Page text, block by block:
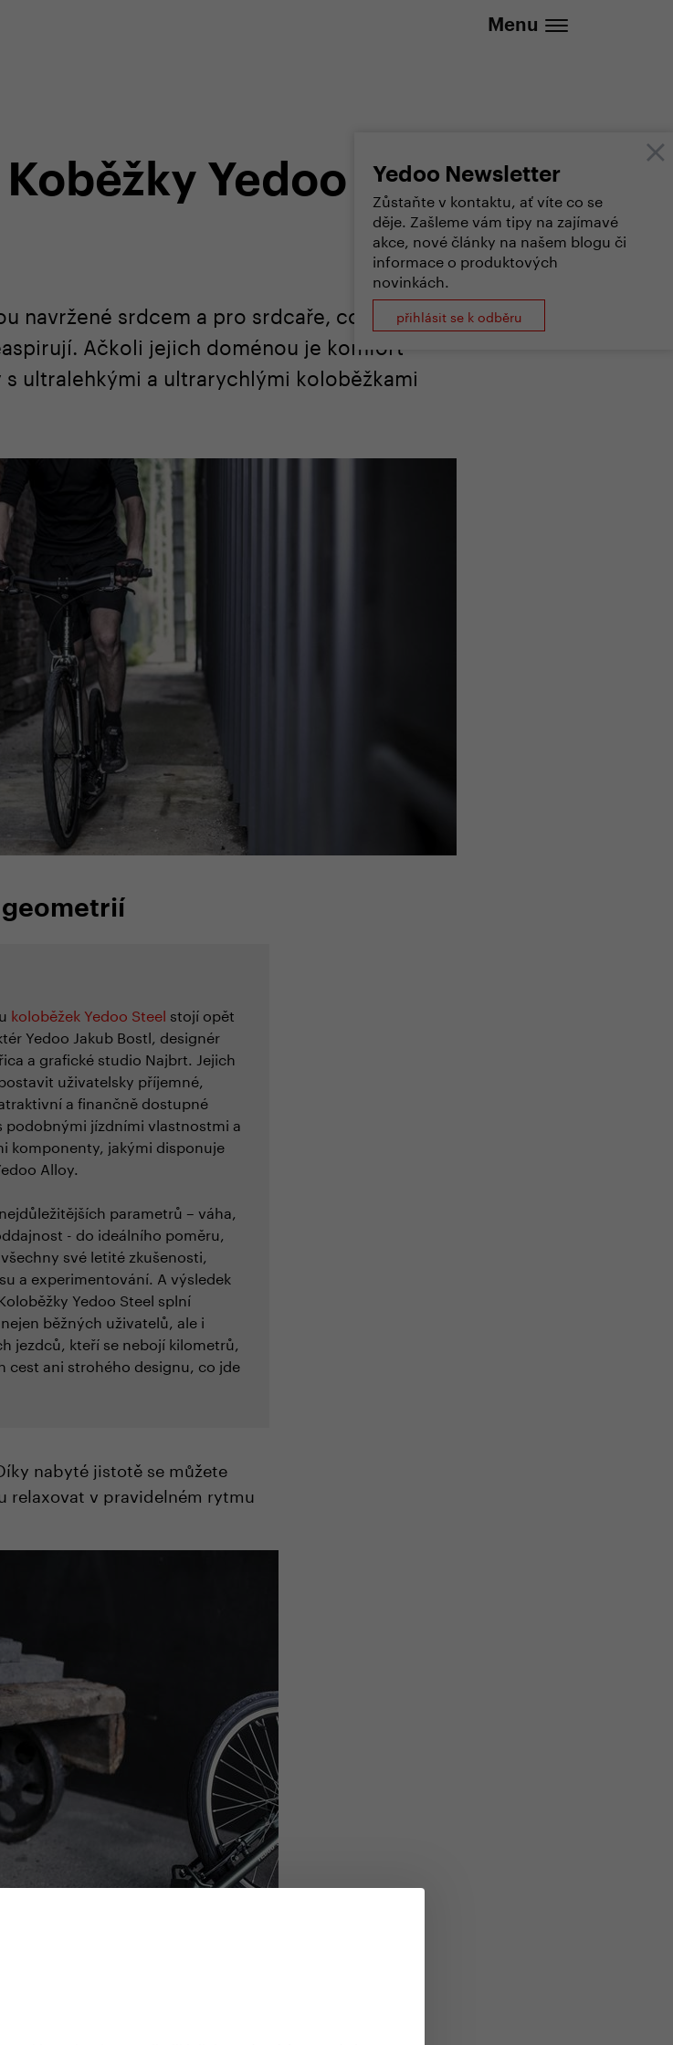
Menu
Yedoo Newsletter
Zůstaňte v kontaktu, ať víte co se
děje. Zašleme vám tipy na zajímavé
akce, nové články na našem blogu či
informace o produktových
novinkách.
přihlásit se k odběru
Yedoo
navržené srdcem a pro srdcaře, co hodně
Ačkoli jejich doménou je komfort
ultralehkými a ultrarychlými koloběžkami
geometrií
koloběžek Yedoo Steel stojí opět
Yedoo Jakub Bostl, designér
a grafické studio Najbrt. Jejich
uživatelsky příjemné,
a finančně dostupné
podobnými jízdními vlastnostmi a
komponenty, jakými disponuje
Alloy.
parametrů – váha,
- do ideálního poměru,
své letité zkušenosti,
a experimentování. A výsledek
Yedoo Steel splní
běžných uživatelů, ale i
jezdců, kteří se nebojí kilometrů,
cest ani strohého designu, co jde
nabyté jistotě se můžete
relaxovat v pravidelném rytmu